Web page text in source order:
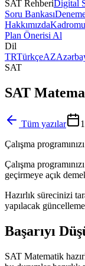
SAT RehberiDigital
Soru Bankası
Hakkımızda
Plan Önerisi Al
Dil
TRTürkçeAZ
SAT
SAT
Tüm yazılar
Çalışma
Çalışma
geçirmeye açık
Hazırlık sürecinizi
yapılacak
Başarıyı
SAT Matematik